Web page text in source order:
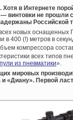
в Интернете
винтовки не прошли
Российской
новых оснащенных
в 400 (!) метров в
компрессора
всех типов
из пневматики».
мировых
«Диану». Первой